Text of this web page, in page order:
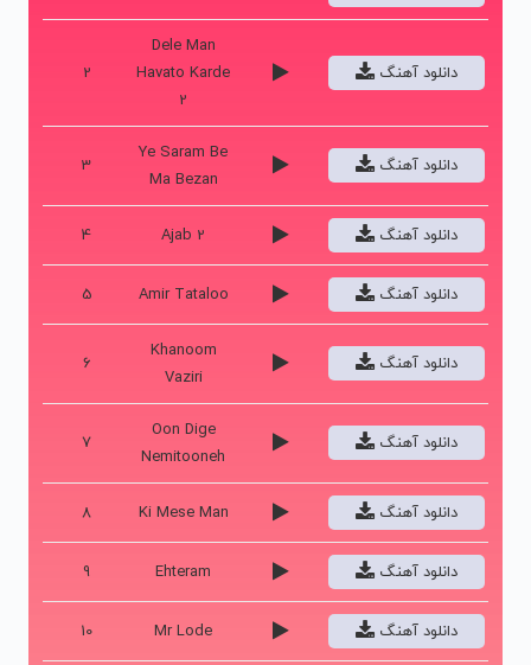
2
Dele Man
Havato Karde
2
دانلود آهنگ
3
Ye Saram Be
Ma Bezan
دانلود آهنگ
4 Ajab 2 دانلود آهنگ
5 Amir Tataloo دانلود آهنگ
6
Khanoom
Vaziri
دانلود آهنگ
7
Oon Dige
Nemitooneh
دانلود آهنگ
8 Ki Mese Man دانلود آهنگ
9 Ehteram دانلود آهنگ
10 Mr Lode دانلود آهنگ